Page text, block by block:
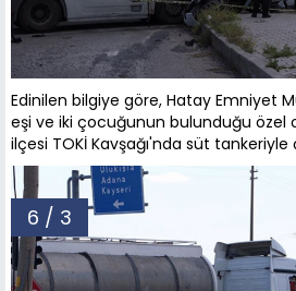
Edinilen bilgiye göre, Hatay Emniyet
eşi ve iki çocuğunun bulunduğu özel
ilçesi TOKİ Kavşağı'nda süt tankeriyle
6 / 3